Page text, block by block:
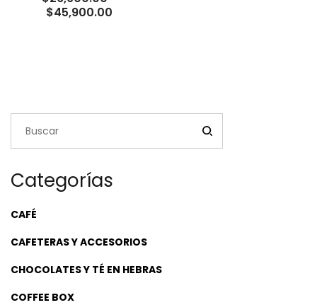
$45,900.00
Categorías
CAFÉ
CAFETERAS Y ACCESORIOS
CHOCOLATES Y TÉ EN HEBRAS
COFFEE BOX